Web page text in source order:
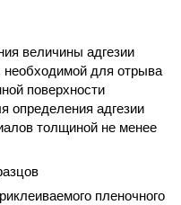
величины адгезии
необходимой для отрыва
поверхности
определения адгезии
толщиной не менее
пленочного